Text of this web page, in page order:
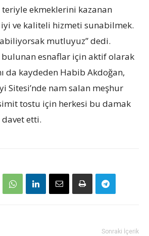
ekmeklerini kazanan
iyi ve kaliteli hizmeti sunabilmek.
mutluyuz” dedi.
bulunan esnaflar için aktif olarak
da kaydeden Habib Akdoğan,
Sitesi’nde nam salan meşhur
tostu için herkesi bu damak
davet etti.
Sonraki İçerik